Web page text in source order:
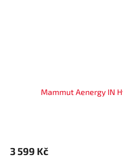
Mammut Aenergy IN
3 599 Kč